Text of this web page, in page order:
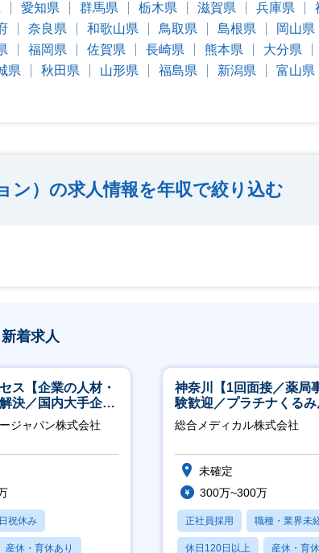
愛知県 群馬県 栃木県 滋賀県 兵庫県
奈良県 和歌山県 鳥取県 島根県
岡山県
福岡県 佐賀県 長崎県 熊本県 大分県
県 秋田県 山形県 福島県 新潟県
富山県
ン）の求人情報を年収で絞り込む
新着求人
ス【企業の人材・
決／国内大手企業
レックス可】
ジャパン株式会社
祝休み
産休・育休あり
神奈川【1回面接／薬局
験歓迎／プラチナくる
得／月平均残業13h／年
総合メディカル株式会社
未確定
300万~300万
正社員採用 職種・業界未
休日120日以上 産休・育